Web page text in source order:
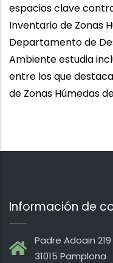
espacios clave
Inventario de Zonas
Departamento de
Ambiente estudia
entre los que
de Zonas Húmedas
Información de
Padre Adoain
31015 Pamplona